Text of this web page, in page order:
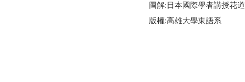
圖解:日本國際學者講授花道
版權:高雄大學東語系